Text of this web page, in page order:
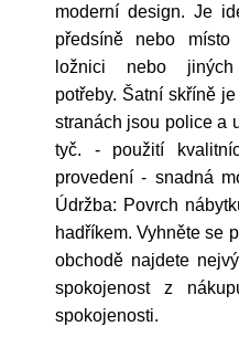
moderní design. Je
předsíně nebo
ložnici nebo jiných
potřeby. Šatní skříně
stranách jsou police a
tyč. - použití
provedení - snadná
Údržba: Povrch
hadříkem. Vyhněte se
obchodě najdete
spokojenost z
spokojenosti.